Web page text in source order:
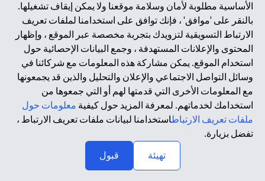
الأساسية مطلوبة لأمان وسلامة موقعنا ولا يمكن إيقاف تشغيلها.
بالنقر على 'موافق' ، فإنك توافق على استخدامنا لملفات تعريف
الارتباط التسويقية لتزويدك بتجربة مخصصة عبر الموقع ، وإظهار
المحتوى والإعلانات المستهدفة ، وجمع البيانات الإحصائية حول
استخدام الموقع. يمكن مشاركة هذه المعلومات مع شركائنا في
وسائل التواصل الاجتماعي والإعلان والتحليل والذين قد يجمعونها
مع المعلومات الأخرى التي قدمتها لهم أو التي جمعوها من
استخدامك لخدماتهم. لمعرفة المزيد حول كيفية معلومات حول
ملفات تعريف الارتباطاستخدامنا لبيانات ملفات تعريف الارتباط ،
تفضل بزيارة.
تهيئة
قبول
سيتي بنك هي علامة خدمة لشركة Citigroup Inc. أو .Citibank N.A ،
مستخدمة ومسجلة في جميع أنحاء العالم.
سيتي بنك إن. إيه. الإمارات مسجل لدى مصرف الإمارات المركزي تحت
أرقام التراخيص 202563 لفرع الوصل في دبي، 531989 لفرع مول
الإمارات في دبي، و CN-1002019 لفرع أبوظبي. هاتف: 4000 311 04.
فرع سيتي بنك إن إيه - الإمارات العربية المتحدة مرخص من مصرف
الإمارات العربية المتحدة المركزي كفرع لبنك أجنبي.
سيتي بنك إن إيه الإمارات العربية المتحدة مرخص من هيئة الأوراق المالية
والسلع في الإمارات العربية المتحدة ("SCA") للقيام بالنشاط المالي لـ أ)
الاستشارات المالية والتعريف والترويج بموجب ترخيص رقم
20200000097 ب) وسيط تداول في الأسواق الدولية بموجب ترخيص